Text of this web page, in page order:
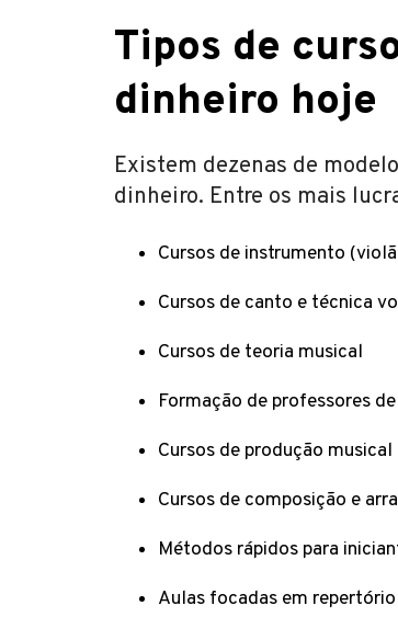
Tipos de
dinheiro hoje
Existem dezenas de
dinheiro. Entre os mais
Cursos de instrumento
Cursos de canto e técnica
Cursos de teoria musical
Formação de professores
Cursos de produção musical
Cursos de composição e
Métodos rápidos para
Aulas focadas em repertório